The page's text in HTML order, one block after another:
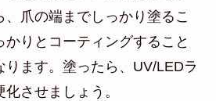
、爪の端までしっかり塗るこ
かりとコーティングすること
ります。塗ったら、UV/LEDラ
させましょう。